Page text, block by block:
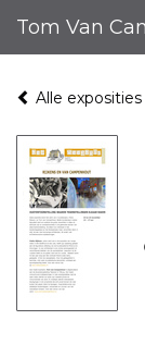
Alle exposities